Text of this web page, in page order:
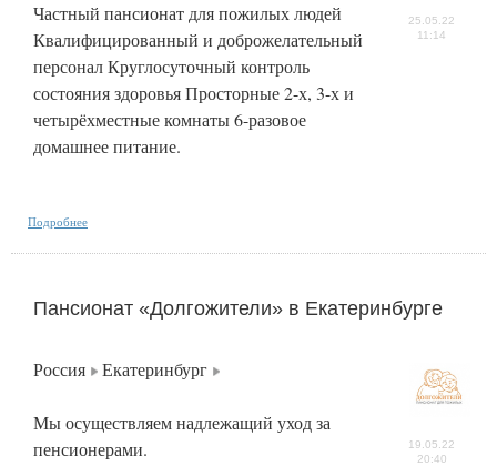
Частный пансионат для пожилых людей
Квалифицированный и доброжелательный
персонал Круглосуточный контроль
состояния здоровья Просторные 2-х, 3-х и
четырёхместные комнаты 6-разовое
домашнее питание.
25.05.22
11:14
Подробнее
Пансионат «Долгожители» в Екатеринбурге
Россия Екатеринбург
Мы осуществляем надлежащий уход за
пенсионерами.
19.05.22
20:40